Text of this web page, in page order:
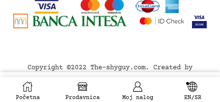
Copyright ©2022 The-shyguy.com. Created by
ODABERITE OPCIJE
Početna
Prodavnica Moj nalog EN/SR